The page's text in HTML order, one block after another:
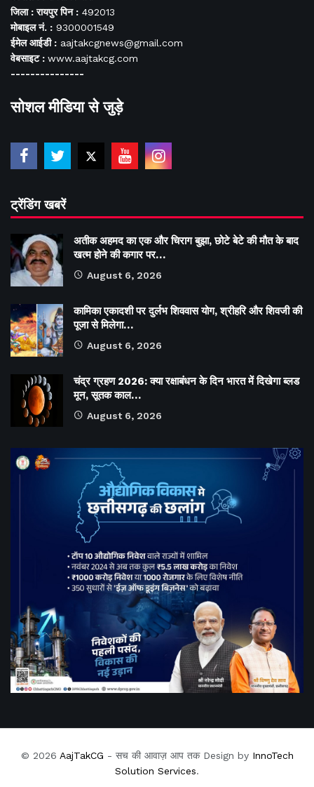
जिला : रायपुर पिन : 492013
मोबाइल नं. : 9300001549
ईमेल आईडी : aajtakcgnews@gmail.com
वेबसाइट : www.aajtakcg.com
---------------
सोशल मीडिया से जुड़े
ट्रेंडिंग खबरें
अतीक अहमद का एक और चिराग बुझा, छोटे बेटे की मौत के बाद
खत्म होने की कगार पर…
August 6, 2026
कामिका एकादशी पर दुर्लभ शिववास योग, श्रीहरि और शिवजी की
पूजा से मिलेगा…
August 6, 2026
चंद्र ग्रहण 2026: क्या रक्षाबंधन के दिन भारत में दिखेगा ब्लड
मून, सूतक काल…
August 6, 2026
© 2026 AajTakCG - सच की आवाज़ आप तक Design by InnoTech
Solution Services.